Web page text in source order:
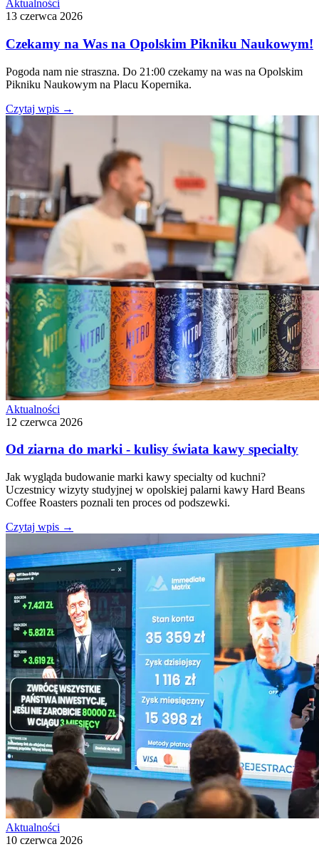
Aktualności
13 czerwca 2026
Czekamy na Was na Opolskim Pikniku Naukowym!
Pogoda nam nie straszna. Do 21:00 czekamy na was na Opolskim
Pikniku Naukowym na Placu Kopernika.
Czytaj wpis →
Aktualności
12 czerwca 2026
Od ziarna do marki - kulisy świata kawy specialty
Jak wygląda budowanie marki kawy specialty od kuchni?
Uczestnicy wizyty studyjnej w opolskiej palarni kawy Hard Beans
Coffee Roasters poznali ten proces od podszewki.
Czytaj wpis →
Aktualności
10 czerwca 2026